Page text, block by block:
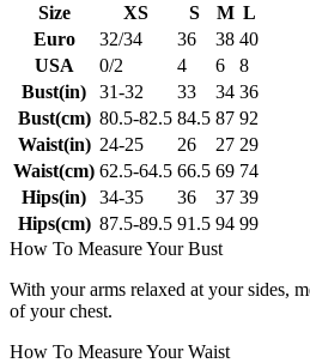
Size XS S M L
Euro
32/34 36 38 40
USA
0/2 4 6
8
Bust(in)
31-32 33 34 36
Bust(cm) 80.5-82.5 84.5 87 92
Waist(in) 24-25 26 27 29
Waist(cm) 62.5-64.5 66.5 69 74
Hips(in)
34-35 36 37 39
Hips(cm) 87.5-89.5 91.5 94 99
How To Measure Your Bust
With your arms relaxed at your sides,
of your chest.
How To Measure Your Waist